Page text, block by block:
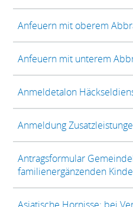
Anfeuern mit oberem
Anfeuern mit unterem
Anmeldetalon
Anmeldung
Antragsformular
familienergänzenden